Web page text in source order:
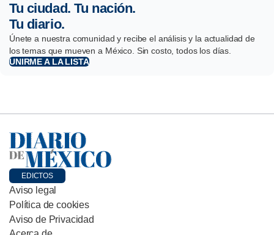
Tu ciudad. Tu nación.
Tu diario.
Únete a nuestra comunidad y recibe el análisis y la actualidad de
los temas que mueven a México. Sin costo, todos los días.
UNIRME A LA LISTA
EDICTOS
Aviso legal
Política de cookies
Aviso de Privacidad